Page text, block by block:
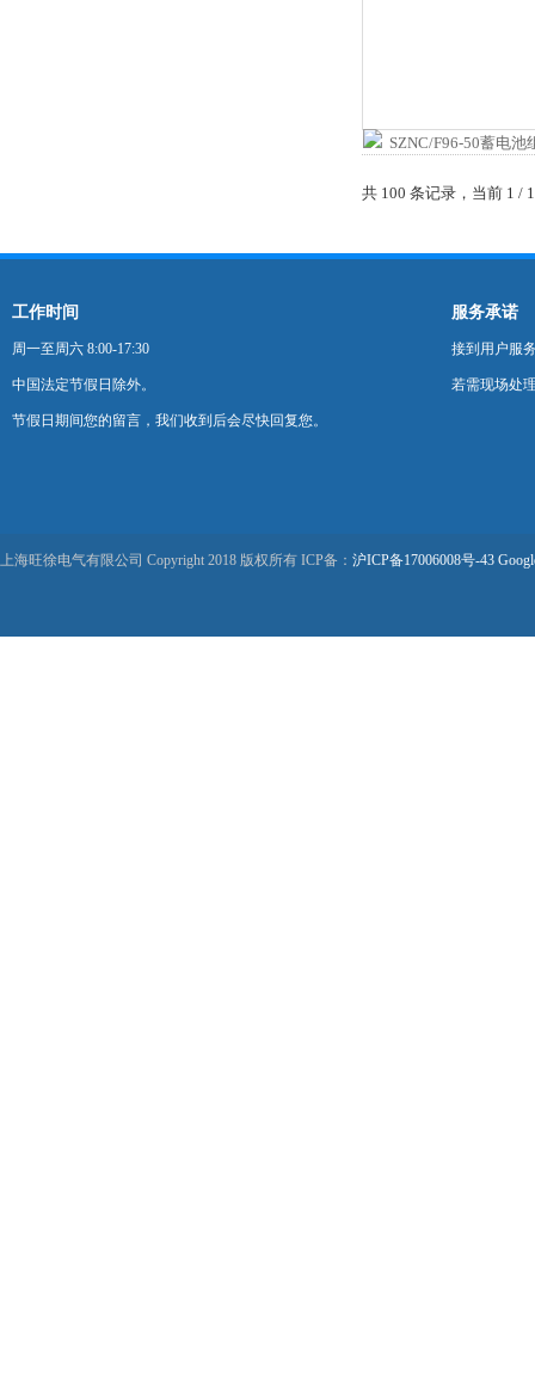
共 100 条记录，当前 1
工作时间
周一至周六 8:00-17:30
中国法定节假日除外。
节假日期间您的留言，我们收到后会尽快回复您。
服务承诺
接到用户服
若需现场处
上海旺徐电气有限公司 Copyright 2018 版权所有 ICP备： 沪ICP备17006008号-43